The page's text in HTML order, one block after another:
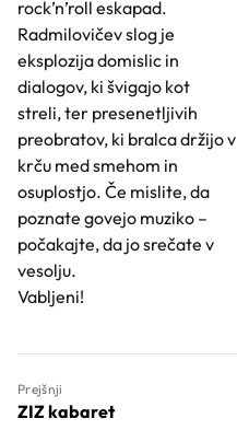
rock’n’roll eskapad.
Radmilovičev slog je
eksplozija domislic in
dialogov, ki švigajo kot
streli, ter presenetljivih
preobratov, ki bralca držijo v
krču med smehom in
osuplostjo. Če mislite, da
poznate govejo muziko –
počakajte, da jo srečate v
vesolju.
Vabljeni!
Prejšnji
ZIZ kabaret